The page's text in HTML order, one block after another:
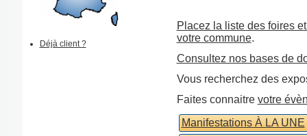
Déjà client ?
Placez la liste des foires
votre commune.
Consultez nos bases de
Vous recherchez des
Faites connaitre votre
Manifestations À LA UNE